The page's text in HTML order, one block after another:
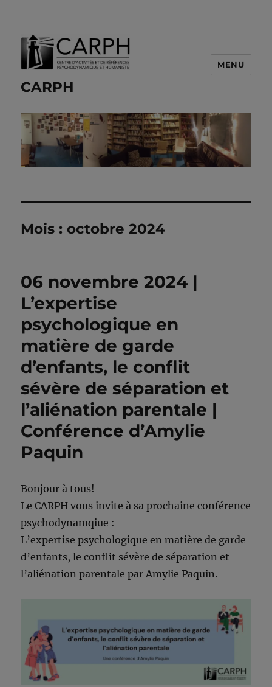
CARPH
MENU
Mois :octobre 2024
06 novembre 2024 |
L’expertise
psychologique en
matière de garde
d’enfants, le conflit
sévère de séparation et
l’aliénation parentale |
Conférence d’Amylie
Paquin
Bonjour à tous!
Le CARPH vous invite à sa prochaine conférence
psychodynamqiue :
L’expertise psychologique en matière de garde
d’enfants, le conflit sévère de séparation et
l’aliénation parentale par Amylie Paquin.